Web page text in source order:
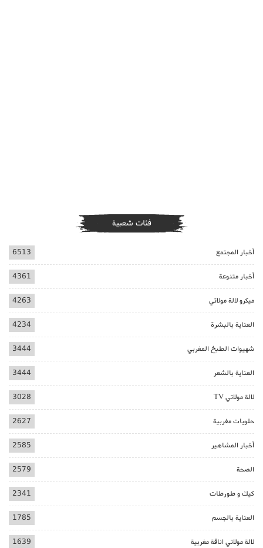
فئات شعبية
أخبار المجتمع 6513
أخبار متنوعة 4361
ميكرو لالة مولاتي 4263
العناية بالبشرة 4234
شهيوات الطبخ المغربي 3444
العناية بالشعر 3444
لالة مولاتي TV 3028
حلويات مغربية 2627
أخبار المشاهير 2585
الصحة 2579
كيك و طورطات 2341
العناية بالجسم 1785
لالة مولاتي اناقة مغربية 1639